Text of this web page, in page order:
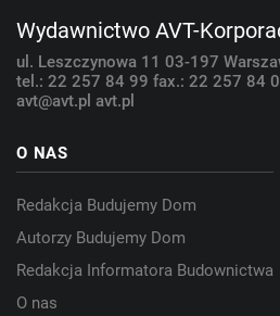
Wydawnictwo AVT-
ul. Leszczynowa 11 03-197
tel.: 22 257 84 99 fax.: 22 257 84
avt@avt.pl avt.pl
O NAS
Redakcja Budujemy Dom
Autorzy Budujemy Dom
Redakcja Informatora Budownictwa
O nas